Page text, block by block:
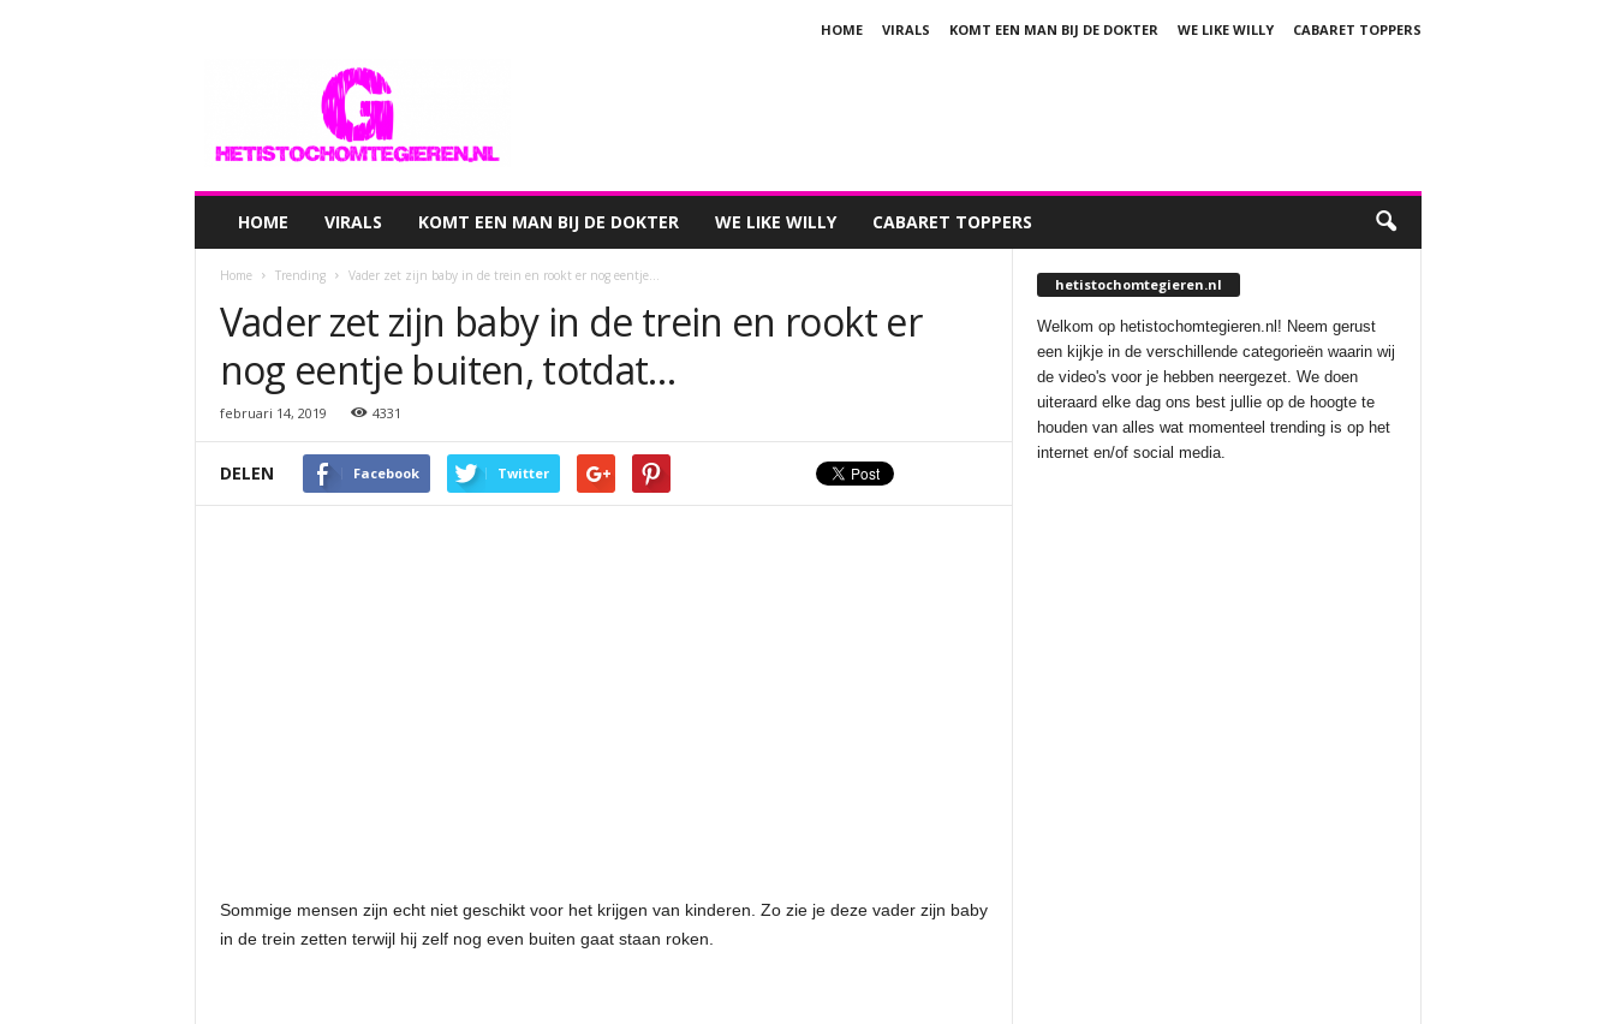
HOME VIRALS KOMT EEN MAN BIJ DE DOKTER WE LIKE WILLY
CABARET TOPPERS
HOME VIRALS KOMT EEN MAN BIJ DE DOKTER WE LIKE WILLY CABARET TOPPERS
Home Trending Vader zet zijn baby in de trein en rookt er nog eentje...
Vader zet zijn baby in de trein en rookt er
nog eentje buiten, totdat…
februari 14, 2019 4331
DELEN Facebook Twitter
Sommige mensen zijn echt niet geschikt voor het krijgen van kinderen. Zo zie je deze vader zijn baby
in de trein zetten terwijl hij zelf nog even buiten gaat staan roken.
hetistochomtegieren.nl
Welkom op hetistochomtegieren.nl! Neem gerust
een kijkje in de verschillende categorieën waarin wij
de video's voor je hebben neergezet. We doen
uiteraard elke dag ons best jullie op de hoogte te
houden van alles wat momenteel trending is op het
internet en/of social media.